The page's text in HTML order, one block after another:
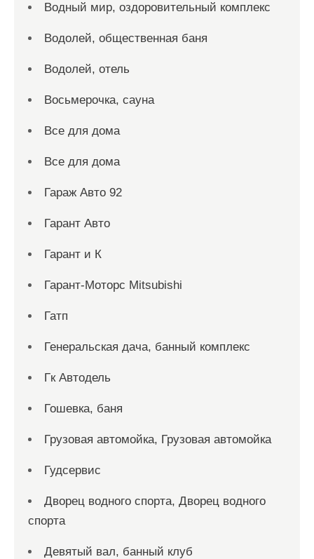
Водный мир, оздоровительный комплекс
Водолей, общественная баня
Водолей, отель
Восьмерочка, сауна
Все для дома
Все для дома
Гараж Авто 92
Гарант Авто
Гарант и К
Гарант-Моторс Mitsubishi
Гатп
Генеральская дача, банный комплекс
Гк Автодель
Гошевка, баня
Грузовая автомойка, Грузовая автомойка
Гудсервис
Дворец водного спорта, Дворец водного
спорта
Девятый вал, банный клуб